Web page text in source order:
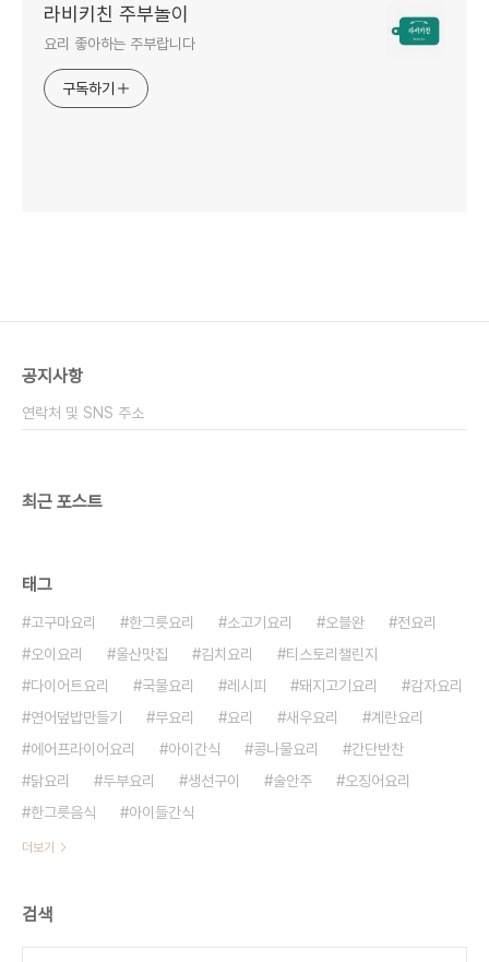
라비키친 주부놀이
요리 좋아하는 주부랍니다
구독하기
공지사항
연락처 및 SNS 주소
최근 포스트
태그
고구마요리 한그릇요리 소고기요리 오블완
전요리
오이요리
울산맛집 김치요리
티스토리챌린지
다이어트요리
국물요리 레시피 돼지고기요리
감자요리
연어덮밥만들기
무요리 요리 새우요리
계란요리
에어프라이어요리
아이간식 콩나물요리
간단반찬
닭요리
두부요리 생선구이 술안주
오징어요리
한그릇음식
아이들간식
더보기
검색